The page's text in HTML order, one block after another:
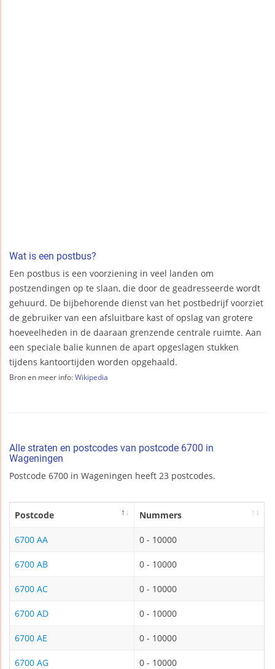
Wat is een postbus?
Een postbus is een voorziening in veel landen om
postzendingen op te slaan, die door de geadresseerde wordt
gehuurd. De bijbehorende dienst van het postbedrijf voorziet
de gebruiker van een afsluitbare kast of opslag van grotere
hoeveelheden in de daaraan grenzende centrale ruimte. Aan
een speciale balie kunnen de apart opgeslagen stukken
tijdens kantoortijden worden opgehaald.
Bron en meer info: Wikipedia
Alle straten en postcodes van postcode 6700 in
Wageningen
Postcode 6700 in Wageningen heeft 23 postcodes.
Postcode Nummers
6700 AA 0 - 10000
6700 AB 0 - 10000
6700 AC 0 - 10000
6700 AD 0 - 10000
6700 AE 0 - 10000
6700 AG 0 - 10000